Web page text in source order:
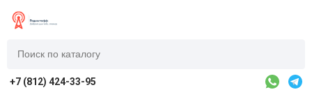
+7 (812) 424-33-95